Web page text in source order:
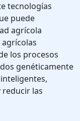
tecnologías
puede
agrícola
los procesos
genéticamente
las